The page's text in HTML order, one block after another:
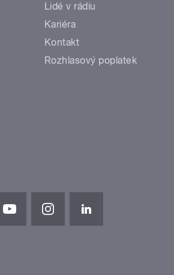
Lidé v rádiu
Kariéra
Kontakt
Rozhlasový poplatek